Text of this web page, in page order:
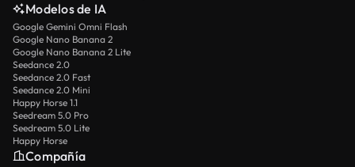
Modelos de IA
Google Gemini Omni Flash
Google Nano Banana 2
Google Nano Banana 2 Lite
Seedance 2.0
Seedance 2.0 Fast
Seedance 2.0 Mini
Happy Horse 1.1
Seedream 5.0 Pro
Seedream 5.0 Lite
Happy Horse
Compañía